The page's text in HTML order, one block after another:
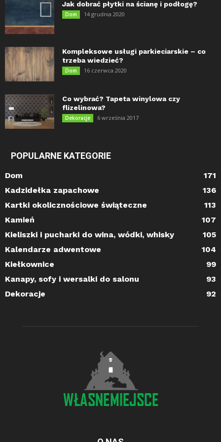
Jak dobrać płytki na ścianę i podłogę?
Dom 14 grudnia 2020
Kompleksowe usługi parkieciarskie – co
trzeba wiedzieć?
Dom 16 czerwca 2020
Co wybrać? Tapeta winylowa czy
flizelinowa?
Dekoracje 6 września 2017
POPULARNE KATEGORIE
Dom
171
Kadzidełka zapachowe
136
Kartki okolicznościowe świąteczne
113
Kamień
107
Kieliszki i pucharki do wina, wódki, whisky
105
Kalendarze adwentowe
104
Kiełkownice
99
Kanapy, sofy i wersalki do salonu
93
Dekoracje
92